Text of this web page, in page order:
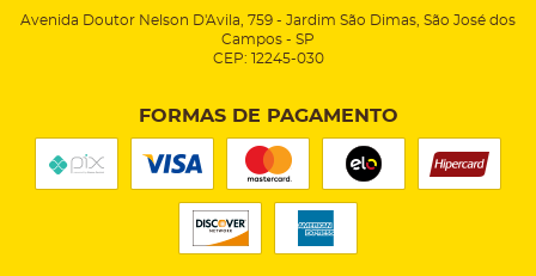
Avenida Doutor Nelson D'Avila, 759 - Jardim São Dimas, São José dos
Campos - SP
CEP: 12245-030
FORMAS DE PAGAMENTO